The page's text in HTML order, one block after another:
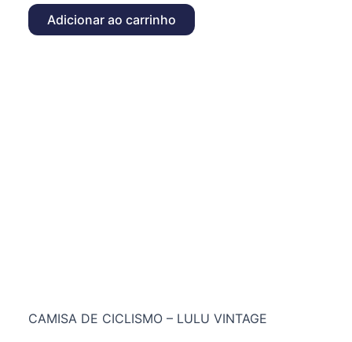
Adicionar ao carrinho
CAMISA DE CICLISMO – LULU VINTAGE